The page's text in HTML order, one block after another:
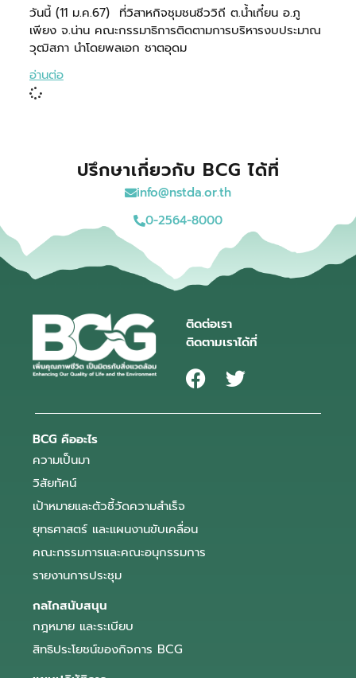
วันนี้ (11 ม.ค.67) ที่วิสาหกิจชุมชนชีววิถี ต.น้ำเกี๋ยน อ.ภู
เพียง จ.น่าน คณะกรรมาธิการติดตามการบริหารงบประมาณ
วุฒิสภา นำโดยพลเอก ชาตอุดม
อ่านต่อ
ปรึกษาเกี่ยวกับ BCG ได้ที่
info@nstda.or.th
0-2564-8000
ติดต่อเรา
ติดตามเราได้ที่
BCG คืออะไร
ความเป็นมา
วิสัยทัศน์
เป้าหมายและตัวชี้วัดความสำเร็จ
ยุทธศาสตร์ และแผนงานขับเคลื่อน
คณะกรรมการและคณะอนุกรรมการ
รายงานการประชุม
กลไกสนับสนุน
กฎหมาย และระเบียบ
สิทธิประโยชน์ของกิจการ BCG